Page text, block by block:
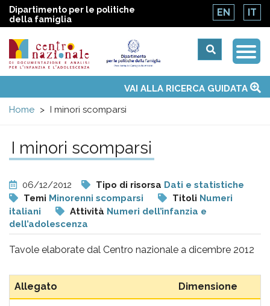
Dipartimento per le politiche
della famiglia
EN IT
Centro
nazionale
di
Documentazione
e
analisi
pr
menu
Temi
Attività
Convenzione ONUVAI ALLA RICERCA GUIDATA
Home
I minori scomparsi
I minori scomparsi
06/12/2012 Tipo di risorsa Dati e statistiche
Temi Minorenni scomparsi Titoli Numeri
italiani
Attività Numeri dell’infanzia e
dell’adolescenza
Tavole elaborate dal Centro nazionale a dicembre 2012
Allegato Dimensione